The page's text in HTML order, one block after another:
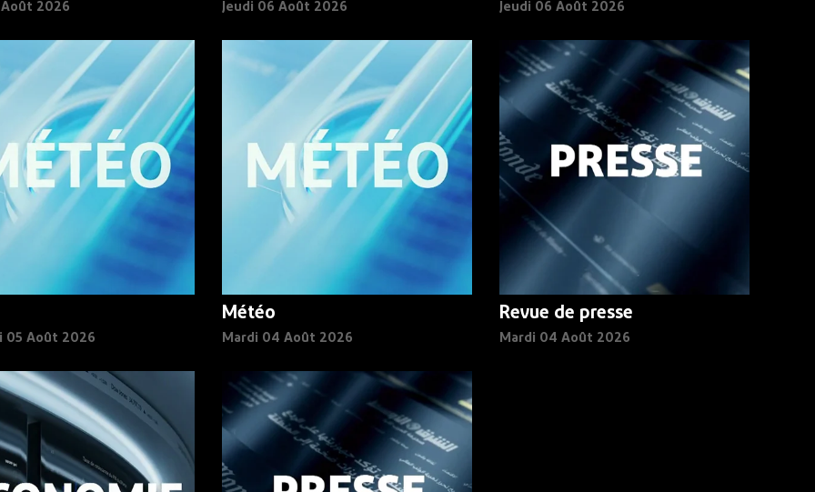
2026 Jeudi 06 Août 2026 Jeudi 06 Août 2026
05 Août 2026
Météo
Mardi 04 Août 2026
Revue de presse
Mardi 04 Août 2026